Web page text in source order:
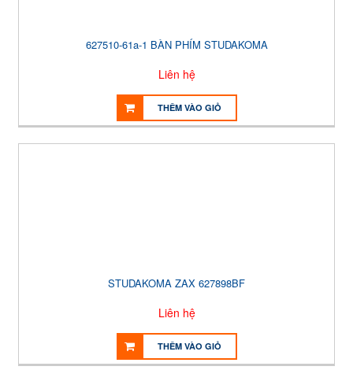
627510-61a-1 BÀN PHÍM STUDAKOMA
Liên hệ
THÊM VÀO GIỎ
STUDAKOMA ZAX 627898BF
Liên hệ
THÊM VÀO GIỎ